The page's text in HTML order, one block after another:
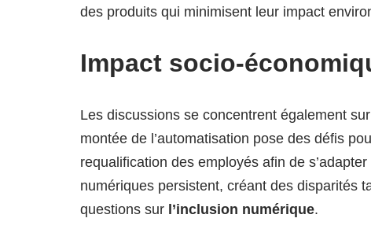
des produits qui minimisent leur impact
Impact socio-
Les discussions se concentrent également
montée de l’automatisation pose des défis
requalification des employés afin de
numériques persistent, créant des disparités
questions sur l’inclusion numérique.